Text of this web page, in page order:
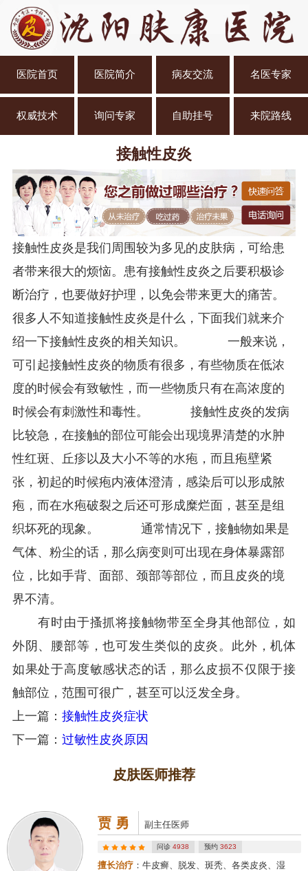
医院首页 医院简介 病友交流 名医专家
权威技术 询问专家 自助挂号 来院路线
接触性皮炎
接触性皮炎是我们周围较为多见的皮肤病，可给患
者带来很大的烦恼。患有接触性皮炎之后要积极诊
断治疗，也要做好护理，以免会带来更大的痛苦。
很多人不知道接触性皮炎是什么，下面我们就来介
绍一下接触性皮炎的相关知识。 一般来说，
可引起接触性皮炎的物质有很多，有些物质在低浓
度的时候会有致敏性，而一些物质只有在高浓度的
时候会有刺激性和毒性。 接触性皮炎的发病
比较急，在接触的部位可能会出现境界清楚的水肿
性红斑、丘疹以及大小不等的水疱，而且疱壁紧
张，初起的时候疱内液体澄清，感染后可以形成脓
疱，而在水疱破裂之后还可形成糜烂面，甚至是组
织坏死的现象。 通常情况下，接触物如果是
气体、粉尘的话，那么病变则可出现在身体暴露部
位，比如手背、面部、颈部等部位，而且皮炎的境
界不清。
有时由于搔抓将接触物带至全身其他部位，如
外阴、腰部等，也可发生类似的皮炎。此外，机体
如果处于高度敏感状态的话，那么皮损不仅限于接
触部位，范围可很广，甚至可以泛发全身。
上一篇： 接触性皮炎症状
下一篇： 过敏性皮炎原因
皮肤医师推荐
贾 勇 副主任医师
问诊4938 预约 3623
擅长治疗 ：牛皮癣、脱发、斑秃、各类皮炎、湿